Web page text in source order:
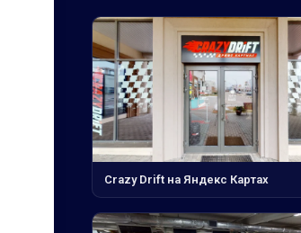
Crazy Drift на Яндекс Картах